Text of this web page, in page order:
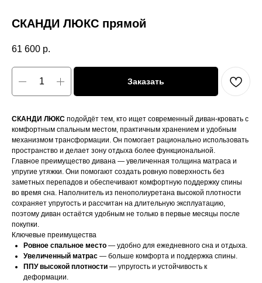
СКАНДИ ЛЮКС прямой
61 600 р.
Заказать
СКАНДИ ЛЮКС подойдёт тем, кто ищет современный диван-кровать с
комфортным спальным местом, практичным хранением и удобным
механизмом трансформации. Он помогает рационально использовать
пространство и делает зону отдыха более функциональной.
Главное преимущество дивана — увеличенная толщина матраса и
упругие утяжки. Они помогают создать ровную поверхность без
заметных перепадов и обеспечивают комфортную поддержку спины
во время сна. Наполнитель из пенополиуретана высокой плотности
сохраняет упругость и рассчитан на длительную эксплуатацию,
поэтому диван остаётся удобным не только в первые месяцы после
покупки.
Ключевые преимущества
Ровное спальное место — удобно для ежедневного сна и отдыха.
Увеличенный матрас — больше комфорта и поддержка спины.
ППУ высокой плотности — упругость и устойчивость к
деформации.